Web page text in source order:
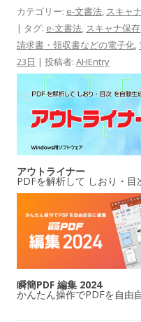
カテゴリー: e-文書法, スキャ
| タグ: e-文書法, スキャナ保存
請求書・領収書などの電子化,
23日 | 投稿者: AHEntry
アウトライナー
PDFを解析して しおり・目
瞬簡PDF 編集 2024
かんたん操作でPDFを自由